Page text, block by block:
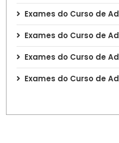
Exames do Curso de
Exames do Curso de
Exames do Curso de
Exames do Curso de